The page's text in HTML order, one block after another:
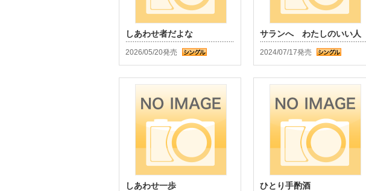
しあわせ者だよな
2026/05/20発売
サランへ わたしのいい人
2024/07/17発売
しあわせ一歩 ひとり手酌酒